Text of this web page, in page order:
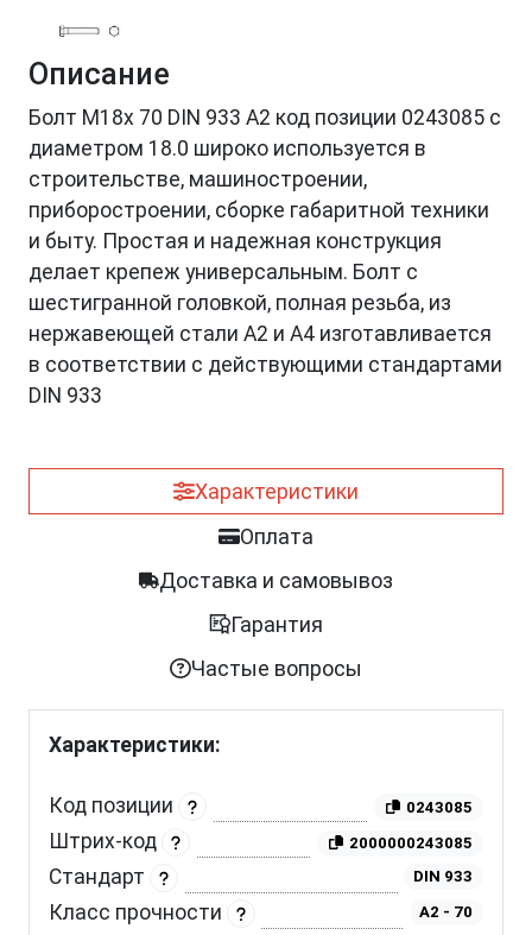
Описание
Болт М18х 70 DIN 933 A2 код позиции 0243085 с
диаметром 18.0 широко используется в
строительстве, машиностроении,
приборостроении, сборке габаритной техники
и быту. Простая и надежная конструкция
делает крепеж универсальным. Болт с
шестигранной головкой, полная резьба, из
нержавеющей стали A2 и A4 изготавливается
в соответствии с действующими стандартами
DIN 933
Характеристики
Оплата
Доставка и самовывоз
Гарантия
Частые вопросы
Характеристики:
Код позиции 0243085
Штрих-код 2000000243085
Стандарт DIN 933
Класс прочности A2 - 70